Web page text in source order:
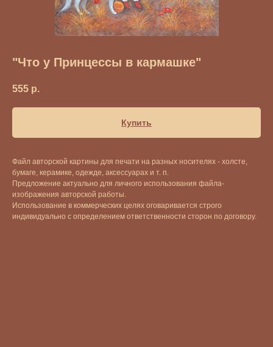
"Что у Принцессы в кармашке"
555 р.
Купить
Файл авторской картины для печати на разных носителях - холсте,
бумаге, керамике, одежде, аксессуарах и т. п.
Предложение актуально для личного использования файла-
изображения авторской работы.
Использование в коммерческих целях оговаривается строго
индивидуально с определением ответственности сторон по договору.